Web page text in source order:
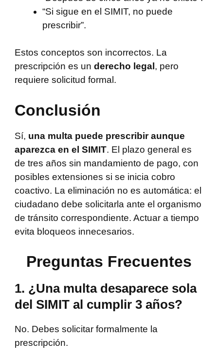
“Si sigue en el SIMIT, no puede
prescribir”.
Estos conceptos son incorrectos. La
prescripción es un derecho legal , pero
requiere solicitud formal.
Conclusión
Sí, una multa puede prescribir aunque
aparezca en el SIMIT. El plazo general es
de tres años sin mandamiento de pago, con
posibles extensiones si se inicia cobro
coactivo. La eliminación no es automática: el
ciudadano debe solicitarla ante el organismo
de tránsito correspondiente. Actuar a tiempo
evita bloqueos innecesarios.
Preguntas Frecuentes
1. ¿Una multa desaparece sola
del SIMIT al cumplir 3 años?
No. Debes solicitar formalmente la
prescripción.